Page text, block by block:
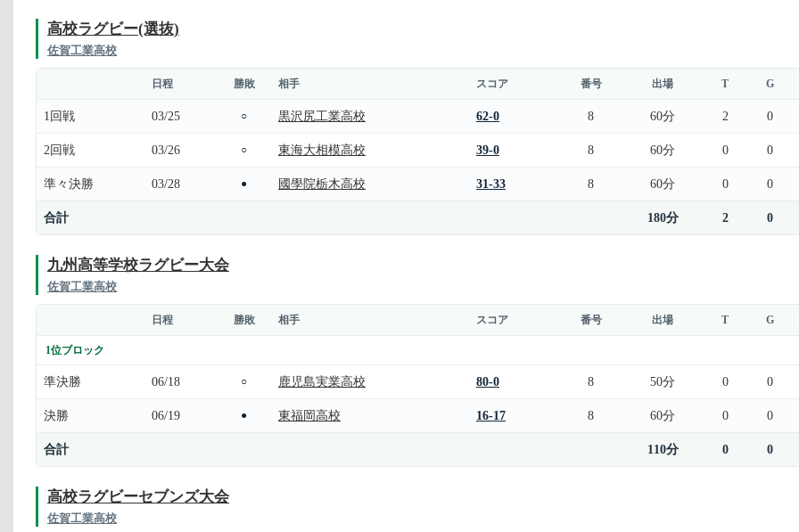
高校ラグビー(選抜)
佐賀工業高校
日程 勝敗 相手 スコア 番号 出場 T G
1回戦 03/25 ○ 黒沢尻工業高校 62-0 8 60分 2 0
2回戦 03/26 ○ 東海大相模高校 39-0 8 60分 0 0
準々決勝 03/28 ● 國學院栃木高校 31-33 8 60分 0 0
合計 180分 2 0
九州高等学校ラグビー大会
佐賀工業高校
日程 勝敗 相手 スコア 番号 出場 T G
1位ブロック
準決勝 06/18 ○ 鹿児島実業高校 80-0 8 50分 0 0
決勝 06/19 ● 東福岡高校 16-17 8 60分 0 0
合計 110分 0 0
高校ラグビーセブンズ大会
佐賀工業高校